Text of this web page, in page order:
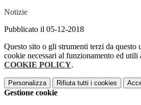
Notizie
Pubblicato il 05-12-2018
Questo sito o gli strumenti terzi da
cookie necessari al funzionamento ed
COOKIE POLICY.
Personalizza Rifiuta tutti i cookies
Gestione cookie